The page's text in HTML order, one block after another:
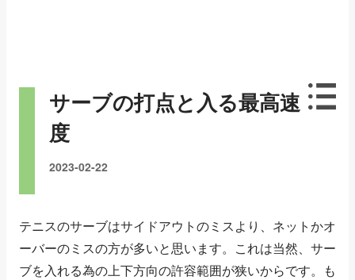
サーブの打点と入る最高速
度
2023-02-22
テニスのサーブはサイドアウトのミスより、ネットかオ
ーバーのミスの方が多いと思います。これは当然、サー
ブを入れる為の上下方向の許容範囲が狭いからです。も